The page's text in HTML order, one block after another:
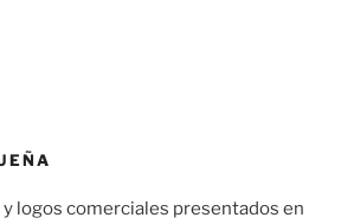
y logos comerciales presentados en